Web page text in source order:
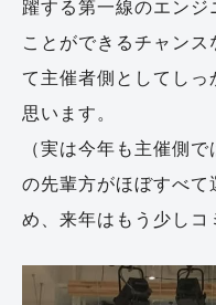
躍する第一線のエンジ
ことができるチャン
て主催者側としてしっ
思います。
（実は今年も主催側
の先輩方がほぼすべて
め、来年はもう少しコ